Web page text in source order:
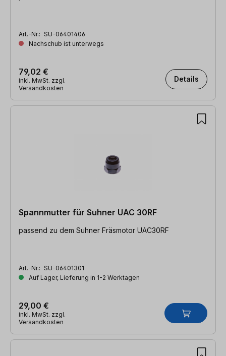
Art.-Nr.: SU-06401406
Nachschub ist unterwegs
79,02 €
inkl. MwSt. zzgl.
Versandkosten
Details
Spannmutter für Suhner UAC 30RF
passend zu dem Suhner Fräsmotor UAC30RF
Art.-Nr.: SU-06401301
Auf Lager, Lieferung in 1-2 Werktagen
29,00 €
inkl. MwSt. zzgl.
Versandkosten